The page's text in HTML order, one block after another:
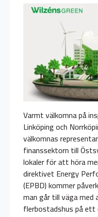
Varmt välkomna på
Linköping och
välkomnas
finanssektorn till
lokaler för att höra
direktivet Energy
(EPBD) kommer
man går till väga
flerbostadshus på